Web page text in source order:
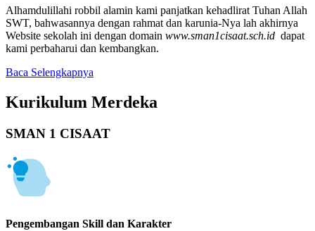
Alhamdulillahi robbil alamin kami panjatkan kehadlirat Tuhan Allah
SWT, bahwasannya dengan rahmat dan karunia-Nya lah akhirnya
Website sekolah ini dengan domain www.sman1cisaat.sch.id dapat
kami perbaharui dan kembangkan.
Baca Selengkapnya
Kurikulum Merdeka
SMAN 1 CISAAT
Pengembangan Skill dan Karakter